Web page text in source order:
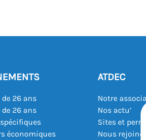
26 ans
26 ans
économiques
ATDEC
Notre
Nos actu’
Sites et
Nous rejoindre